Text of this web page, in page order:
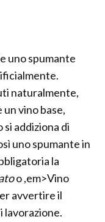
uno spumante
naturalmente,
vino base,
si addiziona di
uno spumante in
la
o ,em>Vino
avvertire il
lavorazione.